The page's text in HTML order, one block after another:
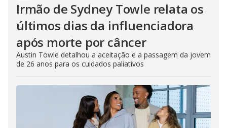
Irmão de Sydney Towle relata os
últimos dias da influenciadora
após morte por câncer
Austin Towle detalhou a aceitação e a passagem da jovem
de 26 anos para os cuidados paliativos